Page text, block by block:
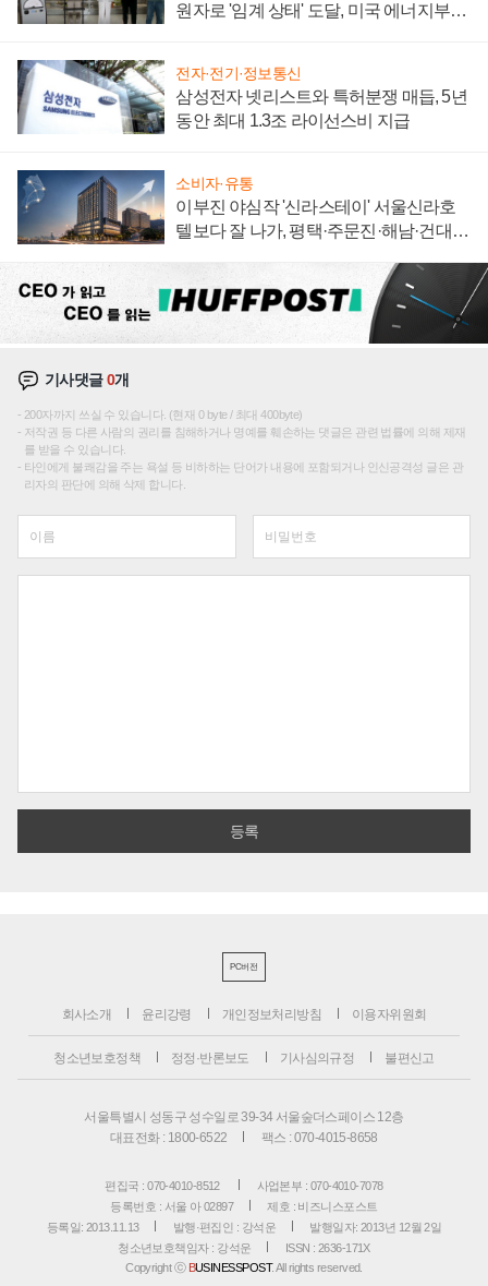
원자로 '임계 상태' 도달, 미국 에너지부
전자·전기·정보통신
삼성전자 넷리스트와 특허분쟁 매듭, 5년
동안 최대 1.3조 라이선스비 지급
소비자·유통
이부진 야심작 '신라스테이' 서울신라호
텔보다 잘 나가, 평택·주문진·해남·건대로
기사댓글0개
200자까지 쓰실 수 있습니다. (현재 0 byte / 최대 400byte)
저작권 등 다른 사람의 권리를 침해하거나 명예를 훼손하는 댓글은 관련 법률에 의해 제재
를 받을 수 있습니다.
타인에게 불쾌감을 주는 욕설 등 비하하는 단어가 내용에 포함되거나 인신공격성 글은 관
리자의 판단에 의해 삭제 합니다.
PC버전
회사소개 윤리강령 개인정보처리방침 이용자위원회
청소년보호정책 정정·반론보도 기사심의규정 불편신고
서울특별시 성동구 성수일로 39-34 서울숲더스페이스 12층
대표전화 : 1800-6522
팩스 : 070-4015-8658
편집국 : 070-4010-8512
사업본부 : 070-4010-7078
등록번호 : 서울 아 02897
제호 : 비즈니스포스트
등록일: 2013.11.13
발행·편집인 : 강석운
발행일자: 2013년 12월 2일
청소년보호책임자 : 강석운
ISSN : 2636-171X
Copyright ⓒ BUSINESSPOST. All rights reserved.